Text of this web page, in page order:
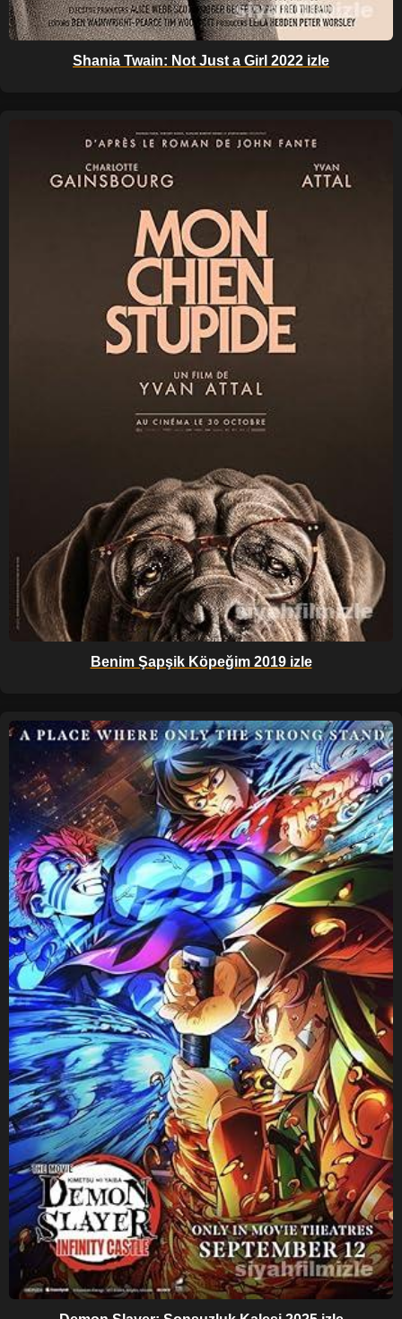
Shania Twain: Not Just a Girl 2022 izle
Benim Şapşik Köpeğim 2019 izle